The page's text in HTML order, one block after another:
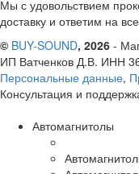
Мы с удовольствием
доставку и ответим на
© BUY-SOUND, 2026 -
ИП Ватченков Д.В. ИНН
Персональные данные,
Консультация и
Автомагнитолы